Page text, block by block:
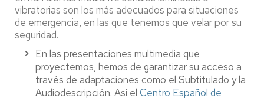
vibratorias son los más adecuados para situaciones
de emergencia, en las que tenemos que velar por su
seguridad.
En las presentaciones multimedia que
proyectemos, hemos de garantizar su acceso a
través de adaptaciones como el Subtitulado y la
Audiodescripción. Así el Centro Español de